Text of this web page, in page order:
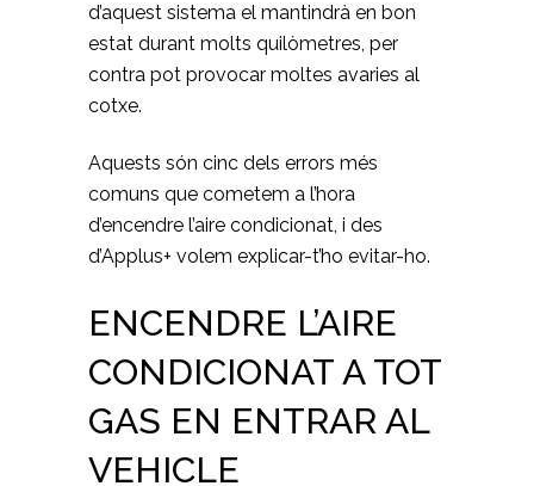
d’aquest sistema el mantindrà en bon
estat durant molts quilòmetres, per
contra pot provocar moltes avaries al
cotxe.
Aquests són cinc dels errors més
comuns que cometem a l’hora
d’encendre l’aire condicionat, i des
d’Applus+ volem explicar-t’ho evitar-ho.
ENCENDRE L’AIRE
CONDICIONAT A TOT
GAS EN ENTRAR AL
VEHICLE